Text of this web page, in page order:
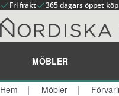
Fri frakt 365 dagars öppet köp
MÖBLER
Hem Möbler